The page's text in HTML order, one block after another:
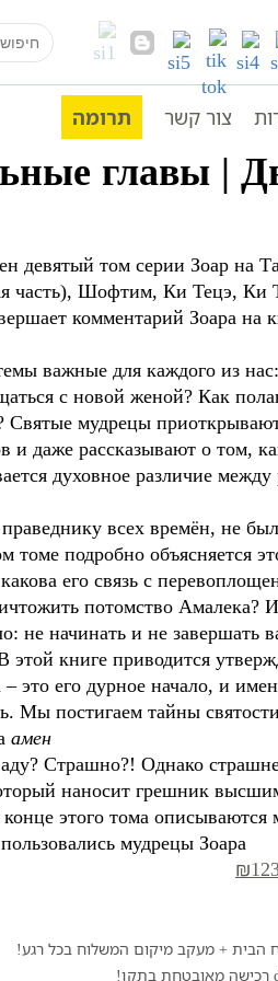
Search
for:
צור קשר תרומה
на недельные главы |
главы |
девятый том серии Зоар на
часть), Шофтим, Ки Тецэ, Ки
комментарий Зоара на
важные для каждого из
с новой женой? Как
Святые мудрецы
и даже рассказывают о том,
духовное различие
всех времён, не
подробно объясняется
его связь с
потомство Амалека?
не начинать и не завершать
книге приводится
это его дурное начало, и
Мы постигаем тайны
амен
Страшно?! Однако
наносит грешник
этого тома описываются
мудрецы Зоара.
₪
₪123.50.
הבית + מעקב מיקום המשלוח בכל רגע!